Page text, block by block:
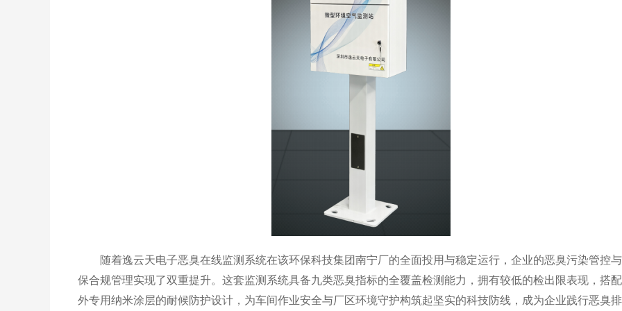
随着逸云天电子恶臭在线监测系统在该环保科技集团南宁厂的全面投用与稳定运行，企业的恶臭污染管控
保合规管理实现了双重提升。这套监测系统具备九类恶臭指标的全覆盖检测能力，拥有较低的检出限表现，搭
外专用纳米涂层的耐候防护设计，为车间作业安全与厂区环境守护构筑起坚实的科技防线，成为企业践行恶臭